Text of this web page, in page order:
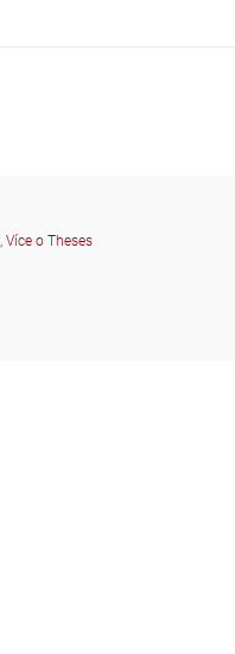
, Více o Theses